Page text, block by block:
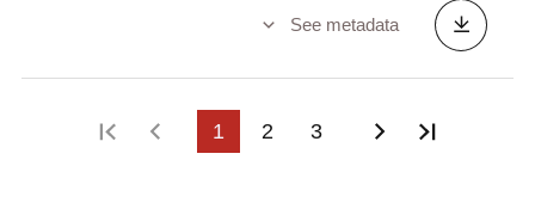
See metadata
First pagePrevious page
1 2 3 Next page